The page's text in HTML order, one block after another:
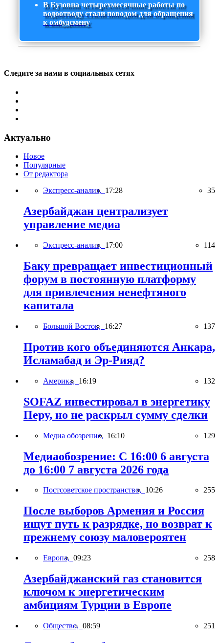
В Бузовна четырехмесячные работы по
водоотводу стали поводом для обращения
к омбудсмену
Следите за нами в социальных сетях
Актуально
Новое
Популярные
От редактора
Экспресс-анализ, 17:28 35
Азербайджан централизует
управление медиа
Экспресс-анализ, 17:00 114
Баку превращает инвестиционный
форум в постоянную платформу
для привлечения ненефтяного
капитала
Большой Восток, 16:27 137
Против кого объединяются Анкара,
Исламабад и Эр-Рияд?
Америка, 16:19 132
SOFAZ инвестировал в энергетику
Перу, но не раскрыл сумму сделки
Медиа обозрение, 16:10 129
Медиаобозрение: С 16:00 6 августа
до 16:00 7 августа 2026 года
Постсоветское пространство, 10:26 255
После выборов Армения и Россия
ищут путь к разрядке, но возврат к
прежнему союзу маловероятен
Европа, 09:23 258
Азербайджанский газ становится
ключом к энергетическим
амбициям Турции в Европе
Общество, 08:59 251